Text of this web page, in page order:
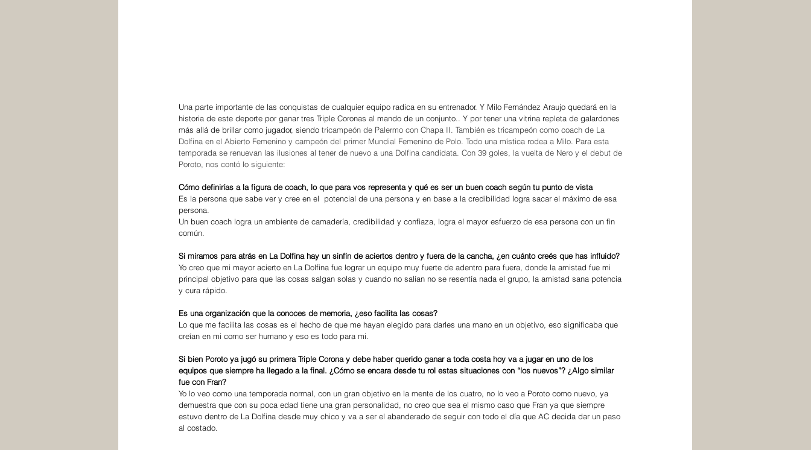
Una parte importante de las conquistas de cualquier equipo radica en su entrenador. Y Milo Fernández Araujo quedará en la
historia de este deporte por ganar tres Triple Coronas al mando de un conjunto.. Y por tener una vitrina repleta de galardones
más allá de brillar como jugador, siendo tricampeón de Palermo con Chapa II. También es tricampeón como coach de La
Dolfina en el Abierto Femenino y campeón del primer Mundial Femenino de Polo. Todo una mística rodea a Milo. Para esta
temporada se renuevan las ilusiones al tener de nuevo a una Dolfina candidata. Con 39 goles, la vuelta de Nero y el debut de
Poroto, nos contó lo siguiente:
Cómo definirías a la figura de coach, lo que para vos representa y qué es ser un buen coach según tu punto de vista
Es la persona que sabe ver y cree en el  potencial de una persona y en base a la credibilidad logra sacar el máximo de esa
persona.
Un buen coach logra un ambiente de camadería, credibilidad y confiaza, logra el mayor esfuerzo de esa persona con un fin
común.
Si miramos para atrás en La Dolfina hay un sinfín de aciertos dentro y fuera de la cancha, ¿en cuánto creés que has influido?
Yo creo que mi mayor acierto en La Dolfina fue lograr un equipo muy fuerte de adentro para fuera, donde la amistad fue mi
principal objetivo para que las cosas salgan solas y cuando no salían no se resentía nada el grupo, la amistad sana potencia
y cura rápido.
Es una organización que la conoces de memoria, ¿eso facilita las cosas?
Lo que me facilita las cosas es el hecho de que me hayan elegido para darles una mano en un objetivo, eso significaba que
creían en mi como ser humano y eso es todo para mi.
Si bien Poroto ya jugó su primera Triple Corona y debe haber querido ganar a toda costa hoy va a jugar en uno de los
equipos que siempre ha llegado a la final. ¿Cómo se encara desde tu rol estas situaciones con “los nuevos”? ¿Algo similar
fue con Fran?
Yo lo veo como una temporada normal, con un gran objetivo en la mente de los cuatro, no lo veo a Poroto como nuevo, ya
demuestra que con su poca edad tiene una gran personalidad, no creo que sea el mismo caso que Fran ya que siempre
estuvo dentro de La Dolfina desde muy chico y va a ser el abanderado de seguir con todo el día que AC decida dar un paso
al costado.